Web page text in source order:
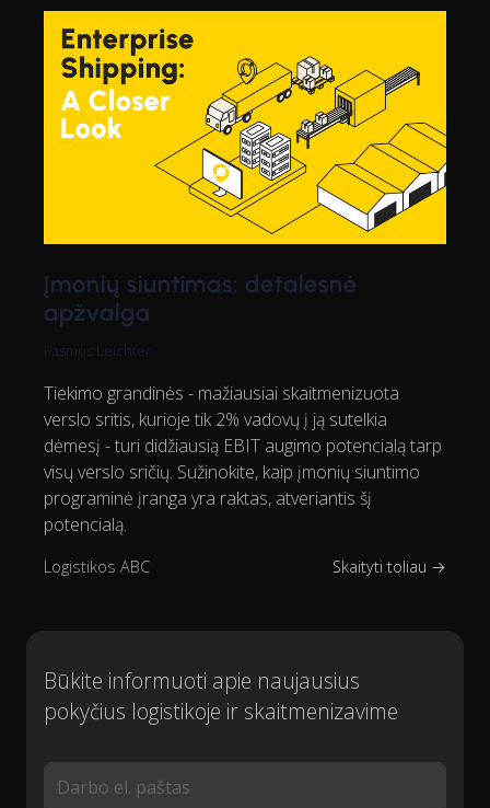
Įmonių siuntimas: detalesnė
apžvalga
Rasmus Leichter
Tiekimo grandinės - mažiausiai skaitmenizuota
verslo sritis, kurioje tik 2% vadovų į ją sutelkia
dėmesį - turi didžiausią EBIT augimo potencialą tarp
visų verslo sričių. Sužinokite, kaip įmonių siuntimo
programinė įranga yra raktas, atveriantis šį
potencialą.
Logistikos ABC Skaityti toliau →
Būkite informuoti apie naujausius
pokyčius logistikoje ir skaitmenizavime
Darbo el. paštas